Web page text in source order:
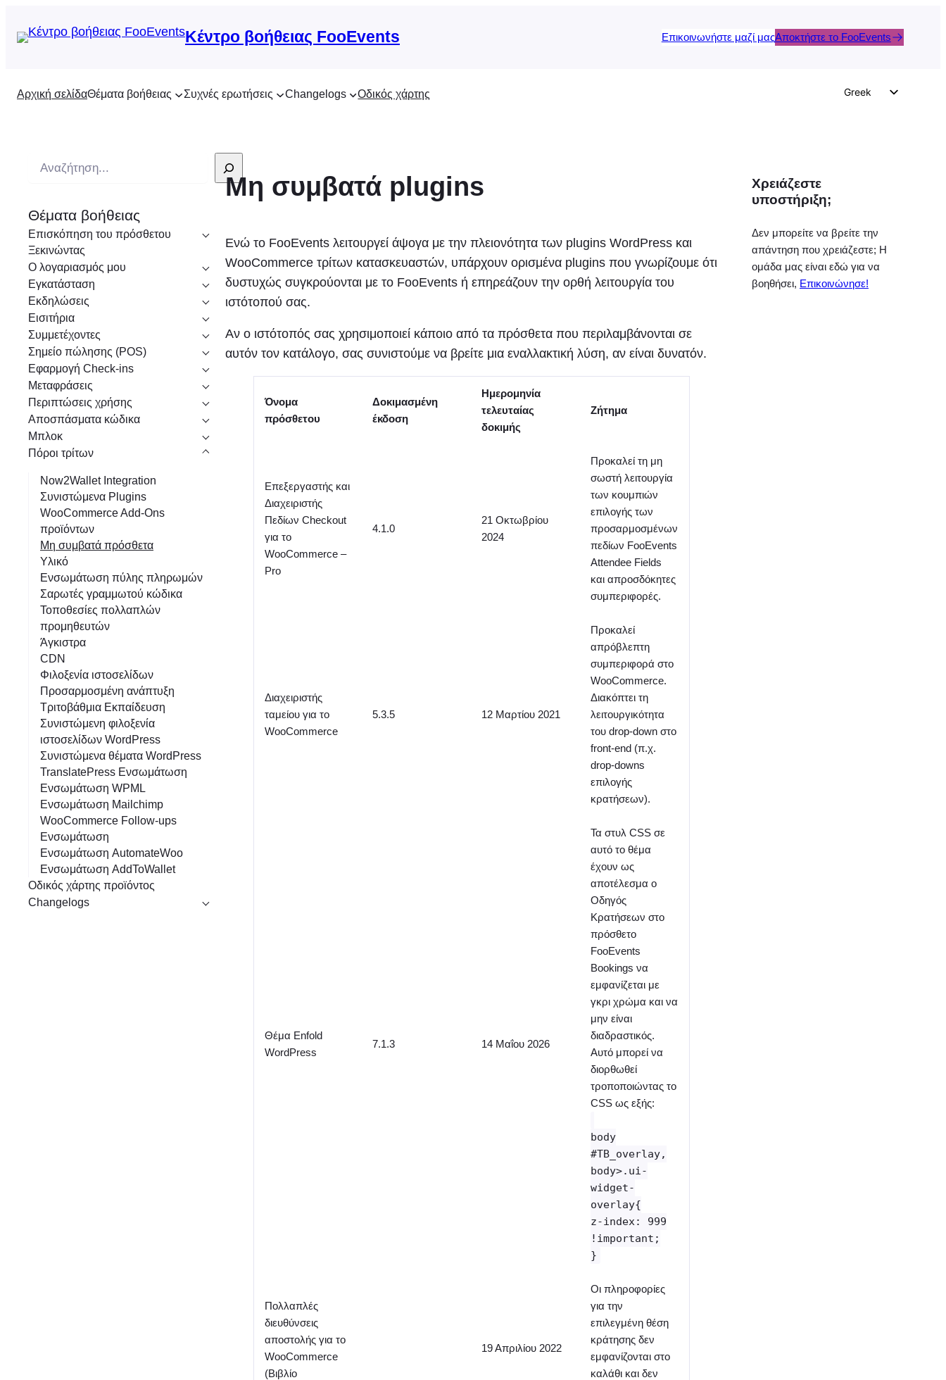
Κέντρο βοήθειας FooEvents Επικοινωνήστε μαζί μαςΑποκτήστε το FooEvents
Αρχική σελίδαΘέματα βοήθειας Συχνές ερωτήσεις Changelogs Οδικός χάρτης
Greek
Portuguese
French
Polish
ζ
ή
τ
η
σ
η
Θέματα βοήθειας
Επισκόπηση του πρόσθετου
Ξεκινώντας
Ο λογαριασμός μου
Εγκατάσταση
Εκδηλώσεις
Εισιτήρια
Συμμετέχοντες
Σημείο πώλησης (POS)
Εφαρμογή Check-ins
Μεταφράσεις
Περιπτώσεις χρήσης
Αποσπάσματα κώδικα
Μπλοκ
Πόροι τρίτων
Now2Wallet Integration
Συνιστώμενα Plugins
WooCommerce Add-Ons
προϊόντων
Μη συμβατά πρόσθετα
Υλικό
Ενσωμάτωση πύλης πληρωμών
Σαρωτές γραμμωτού κώδικα
Τοποθεσίες πολλαπλών
προμηθευτών
Άγκιστρα
CDN
Φιλοξενία ιστοσελίδων
Προσαρμοσμένη ανάπτυξη
Τριτοβάθμια Εκπαίδευση
Συνιστώμενη φιλοξενία
ιστοσελίδων WordPress
Συνιστώμενα θέματα WordPress
TranslatePress Ενσωμάτωση
Ενσωμάτωση WPML
Ενσωμάτωση Mailchimp
WooCommerce Follow-ups
Ενσωμάτωση
Ενσωμάτωση AutomateWoo
Ενσωμάτωση AddToWallet
Οδικός χάρτης προϊόντος
Changelogs
Μη συμβατά plugins
Ενώ το FooEvents λειτουργεί άψογα με την πλειονότητα των plugins WordPress και
WooCommerce τρίτων κατασκευαστών, υπάρχουν ορισμένα plugins που γνωρίζουμε ότι
δυστυχώς συγκρούονται με το FooEvents ή επηρεάζουν την ορθή λειτουργία του
ιστότοπού σας.
Αν ο ιστότοπός σας χρησιμοποιεί κάποιο από τα πρόσθετα που περιλαμβάνονται σε
αυτόν τον κατάλογο, σας συνιστούμε να βρείτε μια εναλλακτική λύση, αν είναι δυνατόν.
Όνομα
πρόσθετου
Δοκιμασμένη
έκδοση
Ημερομηνία
τελευταίας
δοκιμής
Ζήτημα
Επεξεργαστής και
Διαχειριστής
Πεδίων Checkout
για το
WooCommerce –
Pro
4.1.0
21 Οκτωβρίου
2024
Προκαλεί τη μη
σωστή λειτουργία
των κουμπιών
επιλογής των
προσαρμοσμένων
πεδίων FooEvents
Attendee Fields
και απροσδόκητες
συμπεριφορές.
Διαχειριστής
ταμείου για το
WooCommerce
5.3.5 12 Μαρτίου 2021
Προκαλεί
απρόβλεπτη
συμπεριφορά στο
WooCommerce.
Διακόπτει τη
λειτουργικότητα
του drop-down στο
front-end (π.χ.
drop-downs
επιλογής
κρατήσεων).
Θέμα Enfold
WordPress
7.1.3 14 Μαΐου 2026
Τα στυλ CSS σε
αυτό το θέμα
έχουν ως
αποτέλεσμα ο
Οδηγός
Κρατήσεων στο
πρόσθετο
FooEvents
Bookings να
εμφανίζεται με
γκρι χρώμα και να
μην είναι
διαδραστικός.
Αυτό μπορεί να
διορθωθεί
τροποποιώντας το
CSS ως εξής:
body
#TB_overlay,
body>.ui-
widget-
overlay{
z-index: 999
!important;
}
Πολλαπλές
διευθύνσεις
αποστολής για το
WooCommerce
(Βιβλίο
19 Απριλίου 2022
Οι πληροφορίες
για την
επιλεγμένη θέση
κράτησης δεν
εμφανίζονται στο
καλάθι και δεν
Χρειάζεστε
υποστήριξη;
Δεν μπορείτε να βρείτε την
απάντηση που χρειάζεστε; Η
ομάδα μας είναι εδώ για να
βοηθήσει, Επικοινώνησε!